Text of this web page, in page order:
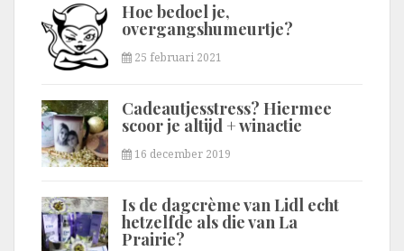
Hoe bedoel je,
overgangshumeurtje?
25 februari 2021
Cadeautjesstress? Hiermee
scoor je altijd + winactie
16 december 2019
Is de dagcrème van Lidl echt
hetzelfde als die van La
Prairie?